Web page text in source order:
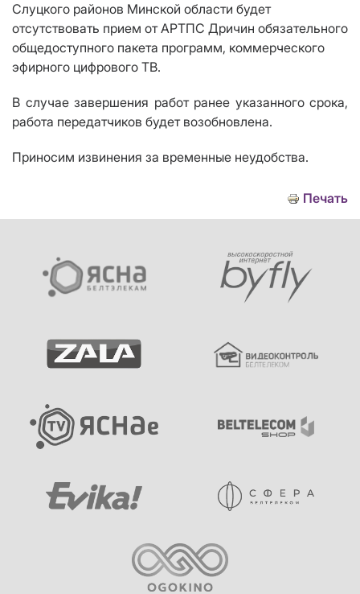
Слуцкого районов Минской области будет
отсутствовать прием от АРТПС Дричин обязательного
общедоступного пакета программ, коммерческого
эфирного цифрового ТВ.
В случае завершения работ ранее указанного срока,
работа передатчиков будет возобновлена.
Приносим извинения за временные неудобства.
Печать